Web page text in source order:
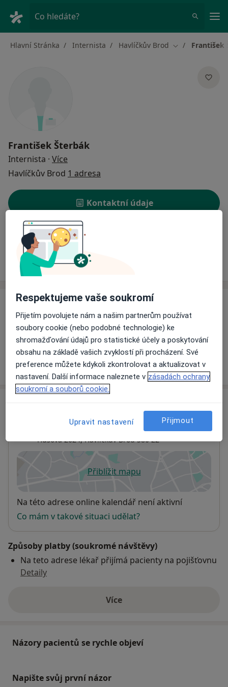
Co hledáte?
Hlavní Stránka Internista Havlíčkův Brod Změna města
František
František Šterbák
Internista · Více
Havlíčkův Brod 1 adresa
Kontaktní údaje
Rezervovat termín
Ceník Adresy
Ceník
Informace o službách a cenách nejsou k dispozici
Tento specialista ještě nepřidával žádné informace o
svých službách.
Nemocnice Havlíčkův Brod
Husova 2624, Havlíčkův Brod580 22
Přiblížit mapuse otevře v nové záložce
Dostupnost
Na této adrese online kalendář není aktivní
Co mám v takové situaci udělat?
Způsoby platby (soukromé návštěvy)
Na teto adrese lékař přijímá pacienty na pojišťovnu
Detaily
Víceo adrese
Názory pacientů se rychle objeví
Napište svůj první názor
Respektujeme vaše soukromí
Přijetím povolujete nám a našim partnerům používat
soubory cookie (nebo podobné technologie) ke
shromažďování údajů pro statistické účely a poskytování
obsahu na základě vašich zvyklostí při procházení. Své
preference můžete kdykoli zkontrolovat a aktualizovat v
nastavení. Další informace naleznete v zásadách ochrany
soukromí a souborů cookie.
Upravit nastavení Přijmout